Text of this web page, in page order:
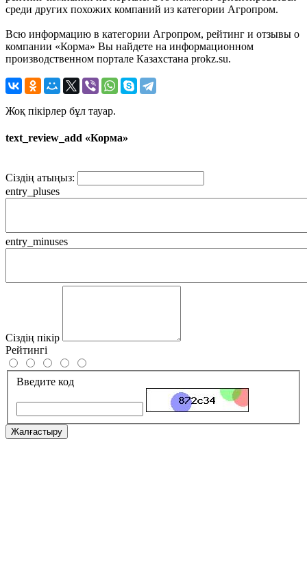
среди других похожих компаний из категории Агропром.
Всю информацию в категории Агропром, рейтинг и отзывы о
компании «Корма» Вы найдете на информационном
производственном портале Казахстана prokz.su.
Жоқ пікірлер бұл тауар.
text_review_add «Корма»
Сіздің атыңыз:
entry_pluses
entry_minuses
Сіздің пікір
Рейтингі
Введите код
Жалғастыру